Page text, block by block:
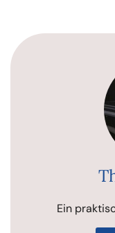
Ein